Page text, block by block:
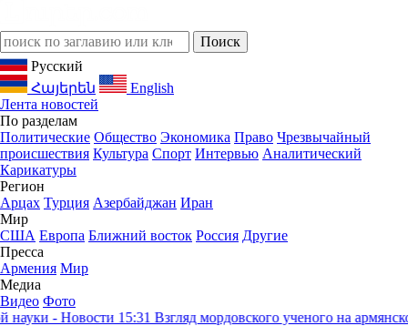
Русский
Հայերեն
English
Лента новостей
По разделам
Политические Общество Экономика Право Чрезвычайный
происшествия Культура Спорт Интервью Аналитический
Карикатуры
Регион
Арцах Турция Азербайджан Иран
Мир
США Европа Ближний восток Россия Другие
Пресса
Армения Мир
Медиа
Видео Фото
- Новости15:31Взгляд мордовского ученого на армянское